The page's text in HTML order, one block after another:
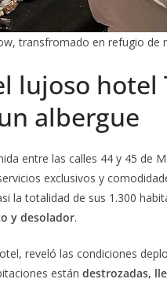
transfromado en refugio de
lujoso hotel
albergue
entre las calles 44 y 45 de
exclusivos y
la totalidad de sus 1.300
y desolador.
reveló las condiciones
están destrozadas,